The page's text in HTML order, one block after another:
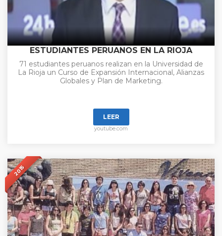
ESTUDIANTES PERUANOS EN LA RIOJA
71 estudiantes peruanos realizan en la Universidad de
La Rioja un Curso de Expansión Internacional, Alianzas
Globales y Plan de Marketing.
LEER
youtube.com
2015